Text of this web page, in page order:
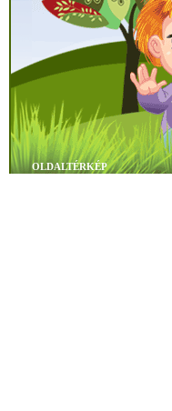
OLDALTÉRKÉP